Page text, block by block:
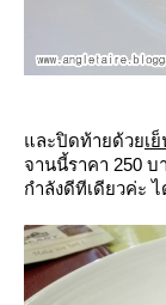
ละปิดท้ายด้วเ
จานนี้ราคา 250
กำลังดีทีเดียวค่ะ ไ